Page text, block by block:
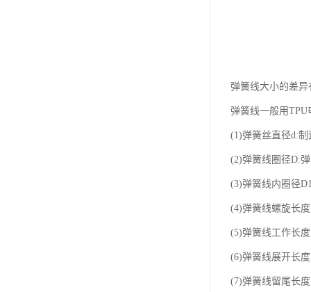
弹簧线大小的差
弹簧线一般用
(1)弹簧丝直径d:
(2)弹簧线圈径D:
(3)弹簧线内圈径
(4)弹簧线螺旋长
(5)弹簧线工作长
(6)弹簧线展开长
(7)弹簧线留尾长